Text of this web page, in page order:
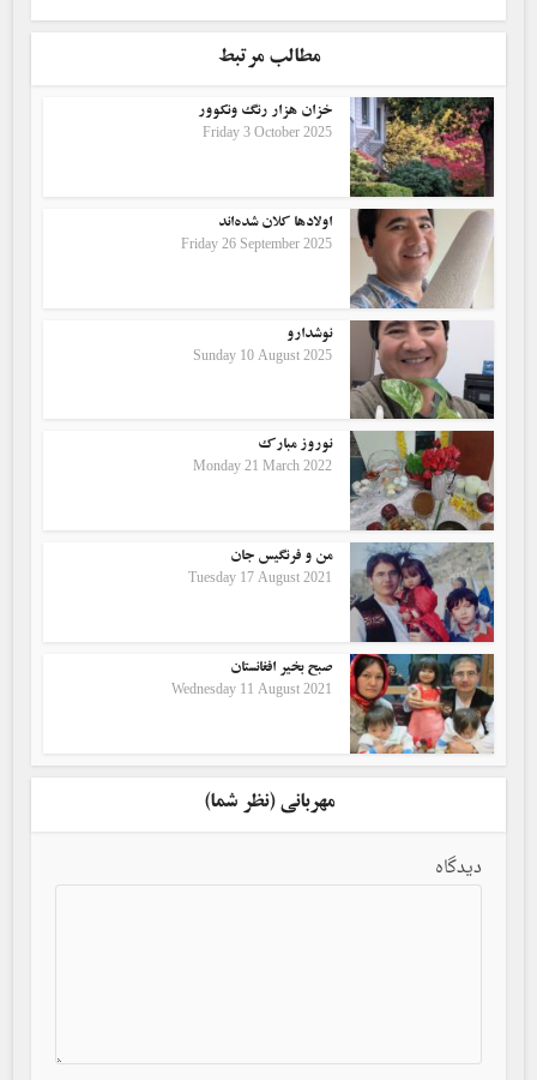
مطالب مرتبط
خزان هزار رنگ ونکوور
Friday 3 October 2025
اولادها کلان شده‌اند
Friday 26 September 2025
نوشدارو
Sunday 10 August 2025
نوروز مبارک
Monday 21 March 2022
من و فرنگیس جان
Tuesday 17 August 2021
صبح بخیر افغانستان
Wednesday 11 August 2021
مهربانی (نظر شما)
دیدگاه